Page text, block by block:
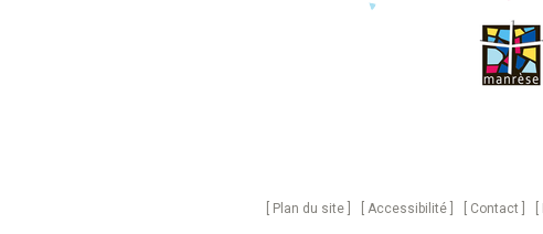
Plan du site Accessibilité Contact